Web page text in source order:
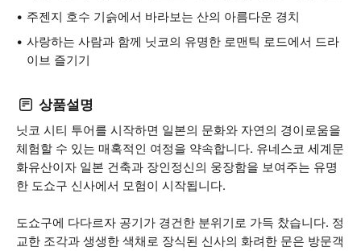
주젠지 호수 기슭에서 바라보는 산의 아름다운 경치
사랑하는 사람과 함께 닛코의 유명한 로맨틱 로드에서 드라
이브 즐기기
상품설명
닛코 시티 투어를 시작하면 일본의 문화와 자연의 경이로움을
체험할 수 있는 매혹적인 여정을 약속합니다. 유네스코 세계문
화유산이자 일본 건축과 장인정신의 웅장함을 보여주는 유명
한 도쇼구 신사에서 모험이 시작됩니다.
도쇼구에 다다르자 공기가 경건한 분위기로 가득 찼습니다. 정
교한 조각과 생생한 색채로 장식된 신사의 화려한 문은 방문객